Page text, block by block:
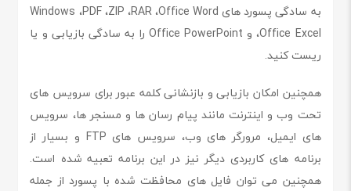
به سادگی پسورد های Windows ،PDF ،ZIP ،RAR ،Office Word
،Office Excel و Office PowerPoint را به سادگی بازیابی و یا
ریست کنید.
همچنین امکان بازیابی و بازنشانی کلمه عبور برای سرویس های
تحت وب و اینترنت مانند پیام رسان ها و مسنجر ها، سرویس
های ایمیل، مرورگر های وب، سرویس های FTP و بسیار از
برنامه های کاربردی دیگر نیز در این برنامه تعبیه شده است.
همچنین می توان فایل های محافظت شده با پسورد از جمله